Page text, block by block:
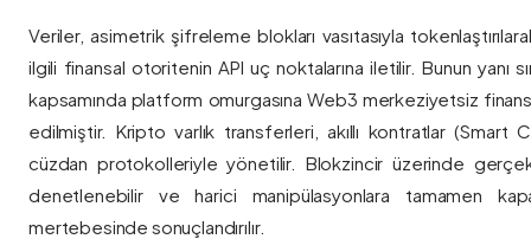
Veriler, asimetrik şifreleme blokları vasıtasıyla
ilgili finansal otoritenin API uç noktalarına iletilir. Bunun yanı
kapsamında platform omurgasına Web3 merkeziyetsiz
edilmiştir. Kripto varlık transferleri, akıllı kontratlar (Smart
cüzdan protokolleriyle yönetilir. Blokzincir üzerinde
denetlenebilir ve harici manipülasyonlara tamamen
mertebesinde sonuçlandırılır.